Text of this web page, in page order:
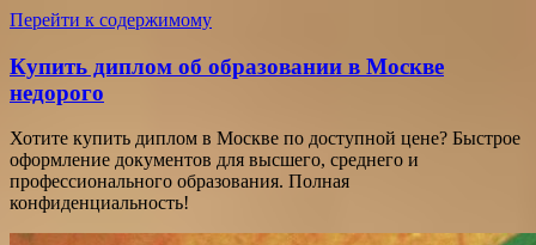
Перейти к содержимому
Купить диплом об образовании в Москве
недорого
Хотите купить диплом в Москве по доступной цене? Быстрое
оформление документов для высшего, среднего и
профессионального образования. Полная
конфиденциальность!